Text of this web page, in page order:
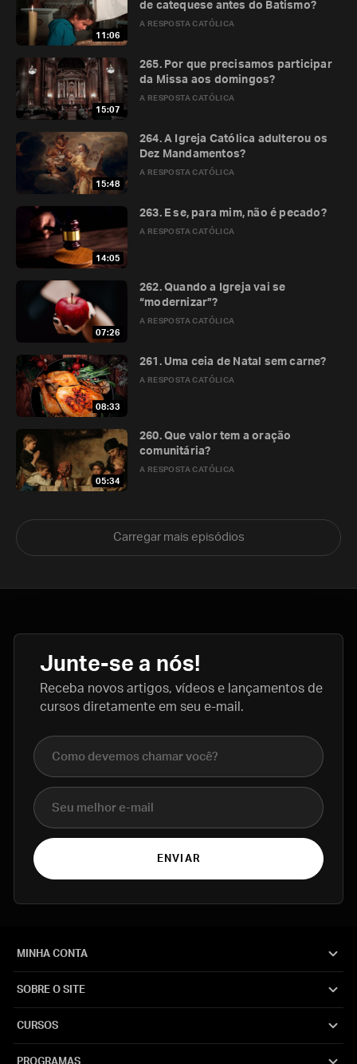
11:06
A RESPOSTA CATÓLICA
de catequese antes do Batismo?
15:07
A RESPOSTA CATÓLICA
265. Por que precisamos participar
da Missa aos domingos?
15:48
A RESPOSTA CATÓLICA
264. A Igreja Católica adulterou os
Dez Mandamentos?
14:05
A RESPOSTA CATÓLICA
263. E se, para mim, não é pecado?
07:26
A RESPOSTA CATÓLICA
262. Quando a Igreja vai se
“modernizar”?
08:33
A RESPOSTA CATÓLICA
261. Uma ceia de Natal sem carne?
05:34
A RESPOSTA CATÓLICA
260. Que valor tem a oração
comunitária?
Carregar mais episódios
Junte-se a nós!
Receba novos artigos, vídeos e lançamentos de
cursos diretamente em seu e-mail.
Nome completo
E-mail
ENVIAR
MINHA CONTA
SOBRE O SITE
CURSOS
PROGRAMAS